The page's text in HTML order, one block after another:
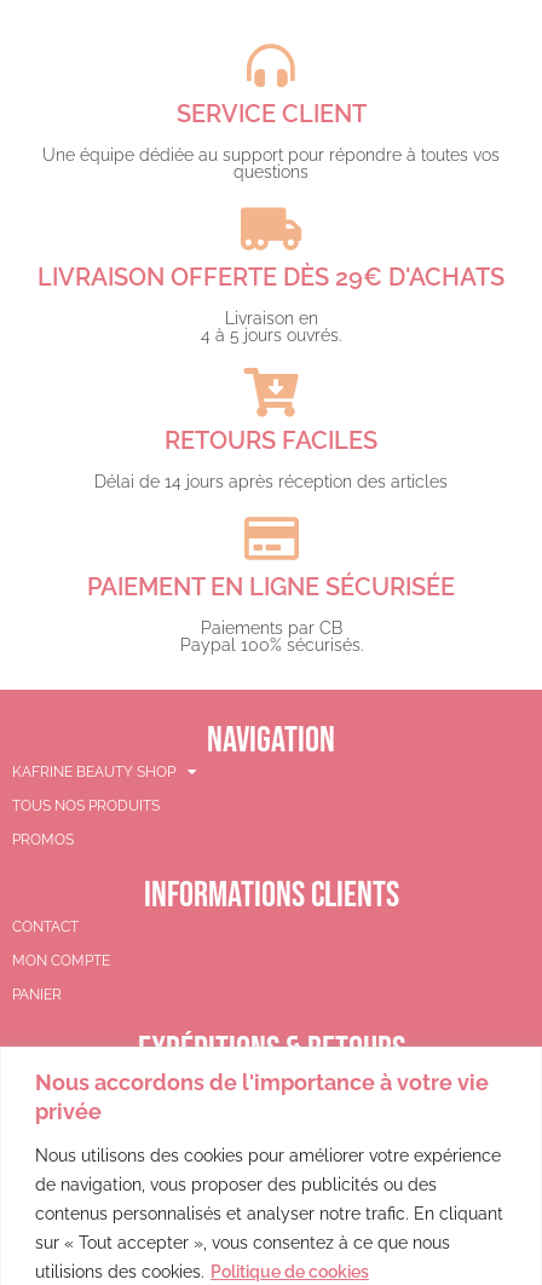
Nous accordons de l'importance à votre vie
privée
Nous utilisons des cookies pour améliorer votre expérience
de navigation, vous proposer des publicités ou des
contenus personnalisés et analyser notre trafic. En cliquant
sur « Tout accepter », vous consentez à ce que nous
utilisions des cookies. Politique de cookies
SERVICE CLIENT
Une équipe dédiée au support pour répondre à toutes vos
questions​
LIVRAISON OFFERTE DÈS 29€ D'ACHATS​
Livraison en
4 à 5 jours ouvrés.​
RETOURS FACILES
Délai de 14 jours après réception des articles
PAIEMENT EN LIGNE SÉCURISÉE
Paiements par CB
Paypal 100% sécurisés.​
NAVIGATION
KAFRINE BEAUTY SHOP
TOUS NOS PRODUITS
PROMOS
INFORMATIONS CLIENTS
CONTACT
MON COMPTE
PANIER
EXPÉDITIONS & RETOURS
CGV
POLITIQUE DE REMBOURSEMENT
POLITIQUE DE CONFIDENTIALITÉ
MENTIONS LÉGALES